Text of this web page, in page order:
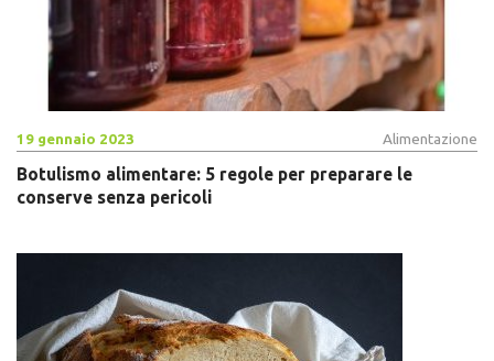
19 gennaio 2023 Alimentazione
Botulismo alimentare: 5 regole per preparare le
conserve senza pericoli